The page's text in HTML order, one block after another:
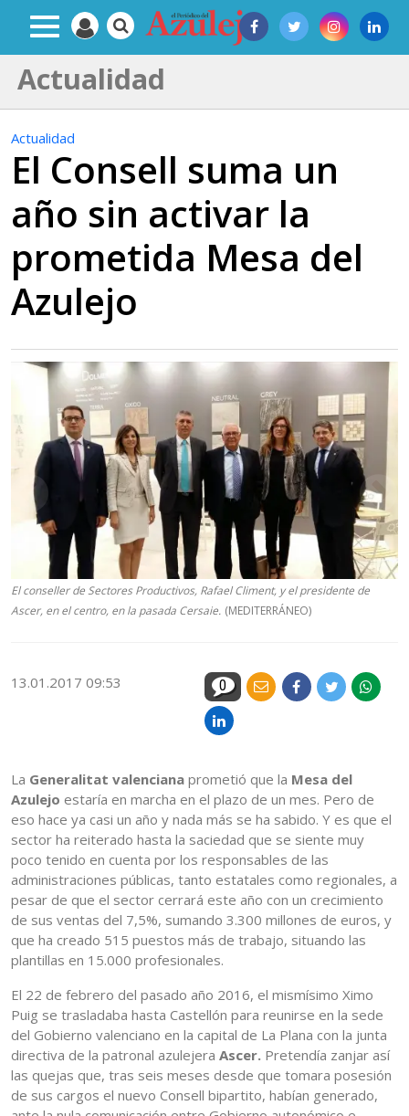
Actualidad
Actualidad
El Consell suma un
año sin activar la
prometida Mesa del
Azulejo
El conseller de Sectores Productivos, Rafael Climent, y el presidente de
Ascer, en el centro, en la pasada Cersaie. (MEDITERRÁNEO)
13.01.2017 09:53 0
La Generalitat valenciana prometió que la Mesa del
Azulejo estaría en marcha en el plazo de un mes. Pero de
eso hace ya casi un año y nada más se ha sabido. Y es que el
sector ha reiterado hasta la saciedad que se siente muy
poco tenido en cuenta por los responsables de las
administraciones públicas, tanto estatales como regionales, a
pesar de que el sector cerrará este año con un crecimiento
de sus ventas del 7,5%, sumando 3.300 millones de euros, y
que ha creado 515 puestos más de trabajo, situando las
plantillas en 15.000 profesionales.
El 22 de febrero del pasado año 2016, el mismísimo Ximo
Puig se trasladaba hasta Castellón para reunirse en la sede
del Gobierno valenciano en la capital de La Plana con la junta
directiva de la patronal azulejera Ascer. Pretendía zanjar así
las quejas que, tras seis meses desde que tomara posesión
de sus cargos el nuevo Consell bipartito, habían generado,